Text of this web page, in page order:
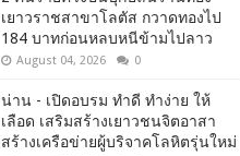
เยาวราชสาขาโลตัส กวาดทองไป
184 บาทก่อนหลบหนีข้ามไปลาว
August 04, 2026 0
น่าน - เปิดอบรม ทำดี ทำง่าย ให้
เลือด เสริมสร้างเยาวชนจิตอาสา
สร้างเครือข่ายผู้บริจาคโลหิตรุ่นใหม่